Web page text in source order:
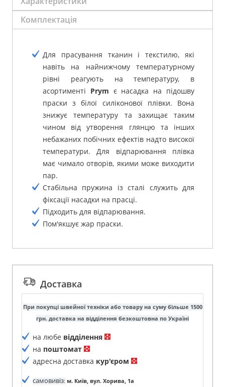
Комплектація
Для прасування тканин і текстилю, які
навіть на найнижчому температурному
рівні реагують на температуру, в
асортименті Prym є насадка на підошву
праски з білої силіконової плівки.
Вона
знижує температуру та захищає таким
чином від утворення глянцю та інших
небажаних побічних ефектів надто високої
температури.
Для відпарювання плівка
має чимало отворів, якими може виходити
пар.
Стабільна пружина із сталі служить для
фіксації насадки на прасці.
Підходить для відпарювання.
Пом'якшує жар праски.
Доставка
При покупці швейної техніки або товару на суму більше 1500
грн. доставка на відділення безкоштовна по Україні
на любе відділення
на поштомат
адресна доставка кур'єром
самовивіз: м. Київ, вул. Хорива, 1а